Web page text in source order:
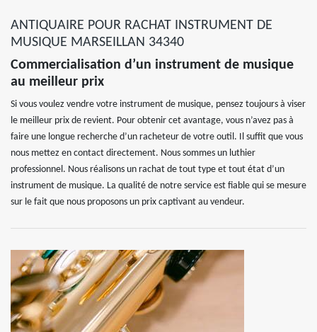
ANTIQUAIRE POUR RACHAT INSTRUMENT DE
MUSIQUE MARSEILLAN 34340
Commercialisation d’un instrument de musique
au meilleur prix
Si vous voulez vendre votre instrument de musique, pensez toujours à viser
le meilleur prix de revient. Pour obtenir cet avantage, vous n’avez pas à
faire une longue recherche d’un racheteur de votre outil. Il suffit que vous
nous mettez en contact directement. Nous sommes un luthier
professionnel. Nous réalisons un rachat de tout type et tout état d’un
instrument de musique. La qualité de notre service est fiable qui se mesure
sur le fait que nous proposons un prix captivant au vendeur.